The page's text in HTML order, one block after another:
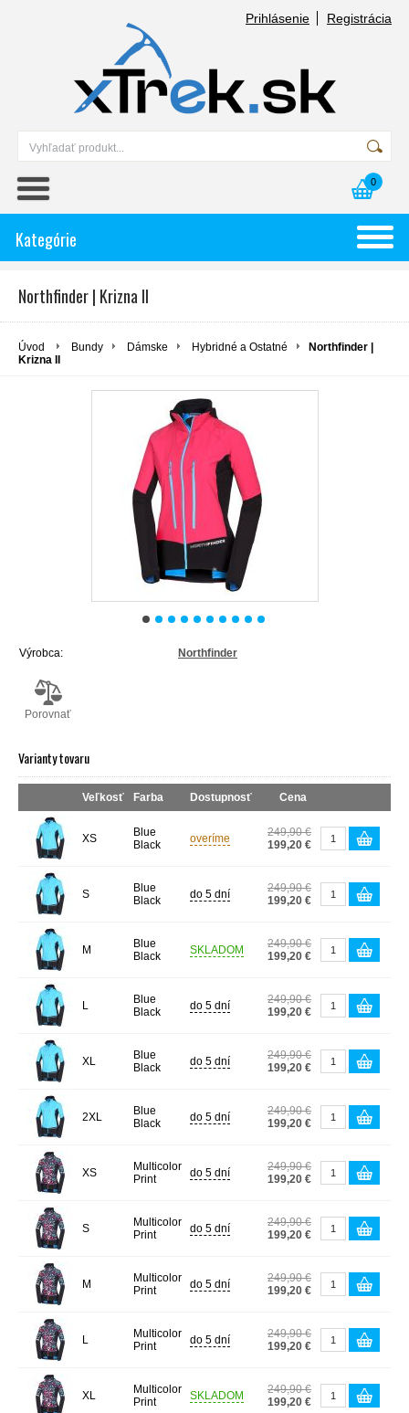
Prihlásenie Registrácia
0
Kategórie
Northfinder | Krizna II
Úvod Bundy Dámske Hybridné a Ostatné
Northfinder |
Krizna II
Výrobca: Northfinder
Porovnať
Varianty tovaru
Veľkosť Farba Dostupnosť Cena
XS
Blue
Black
overíme
249,90 €
199,20 €
S
Blue
Black
do 5 dní
249,90 €
199,20 €
M
Blue
Black
SKLADOM
249,90 €
199,20 €
L
Blue
Black
do 5 dní
249,90 €
199,20 €
XL
Blue
Black
do 5 dní
249,90 €
199,20 €
2XL
Blue
Black
do 5 dní
249,90 €
199,20 €
XS
Multicolor
Print
do 5 dní
249,90 €
199,20 €
S
Multicolor
Print
do 5 dní
249,90 €
199,20 €
M
Multicolor
Print
do 5 dní
249,90 €
199,20 €
L
Multicolor
Print
do 5 dní
249,90 €
199,20 €
XL
Multicolor
Print
SKLADOM
249,90 €
199,20 €